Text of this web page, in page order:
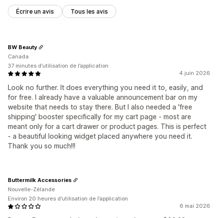
Réductions échelonnées Recommandations basées sur l’IA
Écrire un avis Tous les avis
4 juin 2026
Look no further. It does everything you need it to, easily, and
for free. I already have a valuable announcement bar on my
website that needs to stay there. But I also needed a 'free
shipping' booster specifically for my cart page - most are
meant only for a cart drawer or product pages. This is perfect
- a beautiful looking widget placed anywhere you need it.
Thank you so much!!!
BW Beauty
Canada
37 minutes d’utilisation de l’application
6 mai 2026
Buttermilk Accessories
Nouvelle-Zélande
Environ 20 heures d’utilisation de l’application